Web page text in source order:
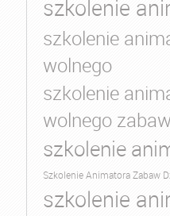
szkolenie
szkolenie
wolnego
szkolenie
wolnego
szkolenie
Szkolenie Animatora Zabaw
szkolenie